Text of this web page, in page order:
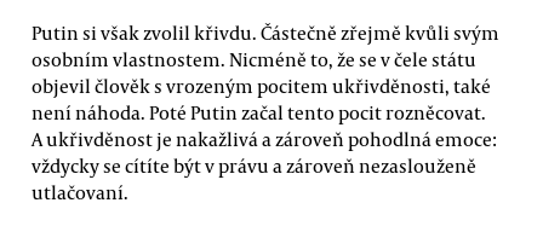
Putin si však zvolil křivdu. Částečně zřejmě kvůli svým
osobním vlastnostem. Nicméně to, že se v čele státu
objevil člověk s vrozeným pocitem ukřivděnosti, také
není náhoda. Poté Putin začal tento pocit rozněcovat.
A ukřivděnost je nakažlivá a zároveň pohodlná emoce:
vždycky se cítíte být v právu a zároveň nezaslouženě
utlačovaní.